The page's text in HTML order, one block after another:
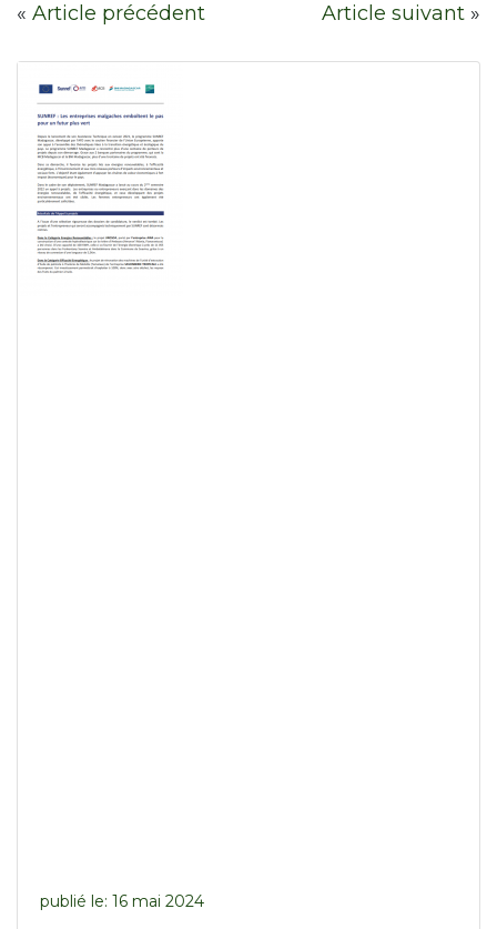
« Article précédent Article suivant »
publié le: 16 mai 2024